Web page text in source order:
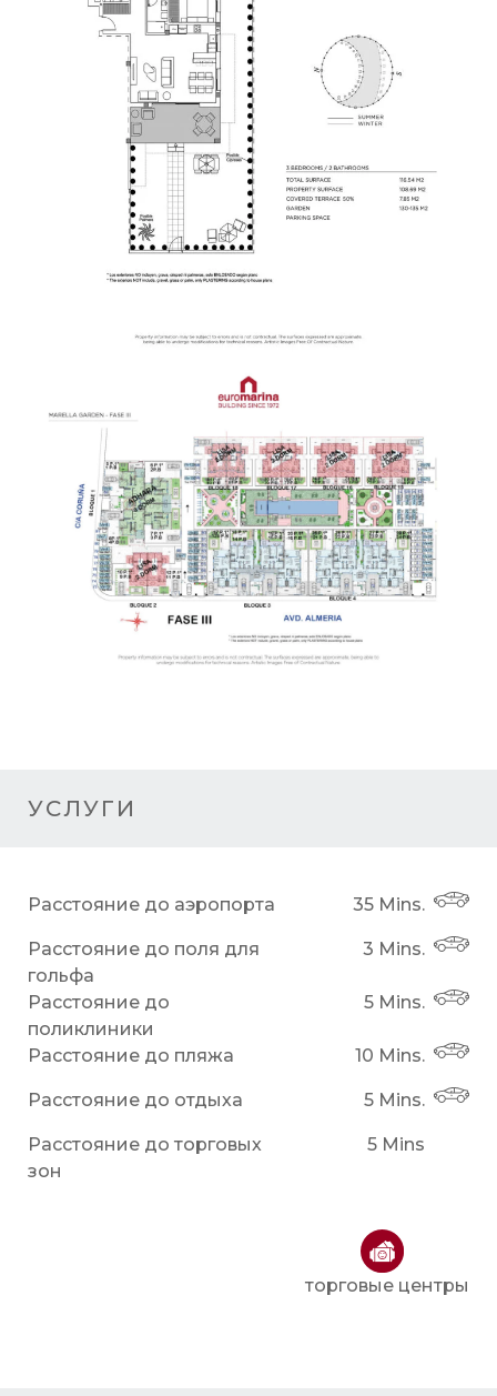
УСЛУГИ
Расстояние до аэропорта 35 Mins.
Расстояние до поля для
гольфа
3 Mins.
Расстояние до
поликлиники
5 Mins.
Расстояние до пляжа 10 Mins.
Расстояние до отдыха 5 Mins.
Расстояние до торговых
зон
5 Mins
торговые центры